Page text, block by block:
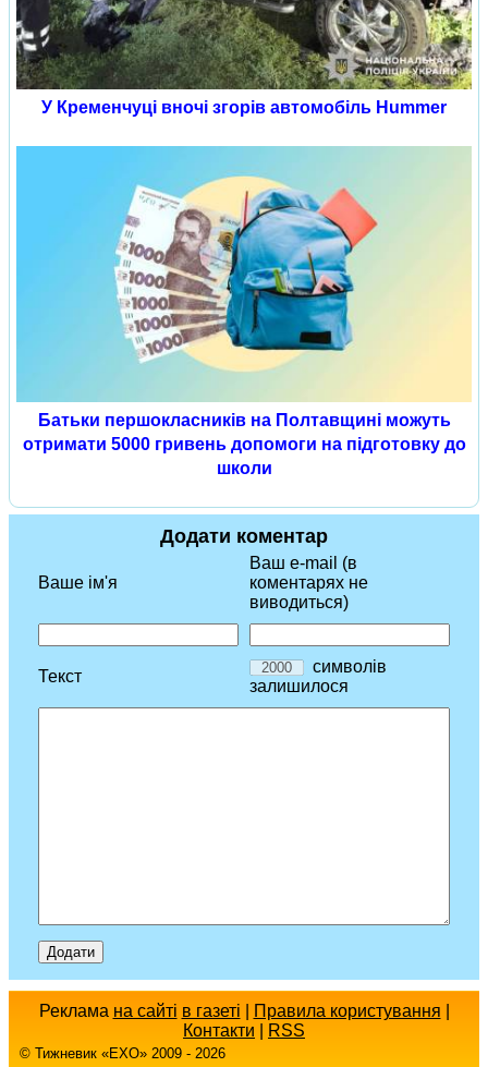
У Кременчуці вночі згорів автомобіль Hummer
Батьки першокласників на Полтавщині можуть
отримати 5000 гривень допомоги на підготовку до
школи
Додати коментар
Ваше ім'я
Ваш e-mail (в
коментарях не
виводиться)
Текст
символів
залишилося
Реклама на сайті в газеті Правила користування
Контакти
RSS
© Тижневик «EХO» 2009 - 2026